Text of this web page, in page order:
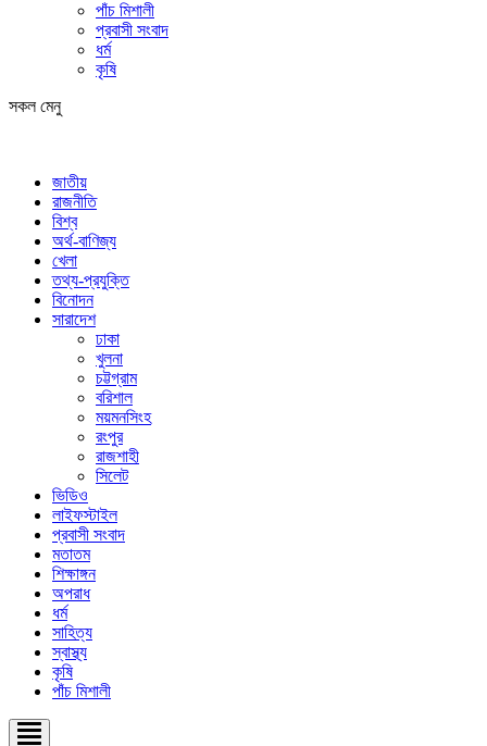
পাঁচ মিশালী
প্রবাসী সংবাদ
ধর্ম
কৃষি
সকল মেনু
জাতীয়
রাজনীতি
বিশ্ব
অর্থ-বাণিজ্য
খেলা
তথ্য-প্রযুক্তি
বিনোদন
সারাদেশ
ঢাকা
খুলনা
চট্টগ্রাম
বরিশাল
ময়মনসিংহ
রংপুর
রাজশাহী
সিলেট
ভিডিও
লাইফস্টাইল
প্রবাসী সংবাদ
মতাতম
শিক্ষাঙ্গন
অপরাধ
ধর্ম
সাহিত্য
স্বাস্থ্য
কৃষি
পাঁচ মিশালী